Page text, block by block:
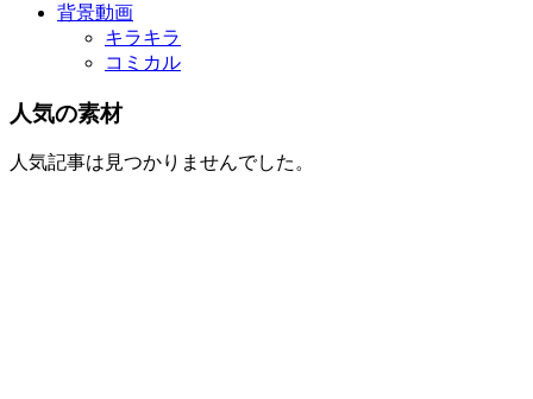
背景動画
キラキラ
コミカル
人気の素材
人気記事は見つかりませんでした。